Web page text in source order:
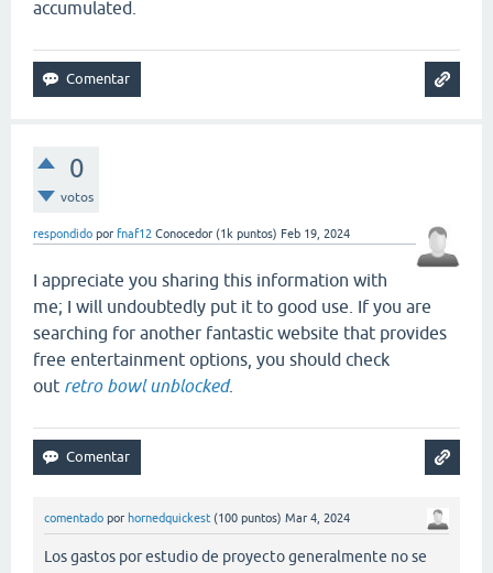
accumulated.
0
votos
respondido por fnaf12 Conocedor (1k puntos) Feb 19, 2024
I appreciate you sharing this information with
me; I will undoubtedly put it to good use. If you are
searching for another fantastic website that provides
free entertainment options, you should check
out retro bowl unblocked.
comentado por hornedquickest (100 puntos) Mar 4, 2024
Los gastos por estudio de proyecto generalmente no se